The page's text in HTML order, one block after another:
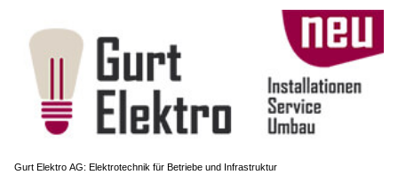
Gurt Elektro AG: Elektrotechnik für Betriebe und Infrastruktur